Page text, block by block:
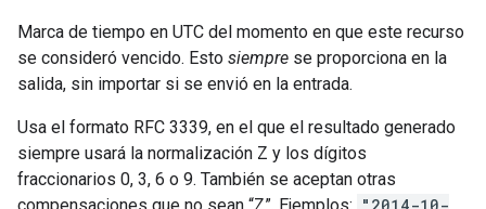
Marca de tiempo en UTC del momento en que este recurso
se consideró vencido. Esto siempre se proporciona en la
salida, sin importar si se envió en la entrada.
Usa el formato RFC 3339, en el que el resultado generado
siempre usará la normalización Z y los dígitos
fraccionarios 0, 3, 6 o 9. También se aceptan otras